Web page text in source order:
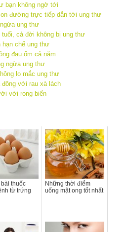
bạn không ngờ tới
đường trực tiếp dẫn tới ung thư
ung thư
cả đời không bị ung thư
hạn chế ung thư
đau ốm cả năm
ngừa ung thư
lo mắc ung thư
với rau xà lách
với rong biển
bài thuốc
từ trứng
Những thời điểm
uống mật ong tốt nhất